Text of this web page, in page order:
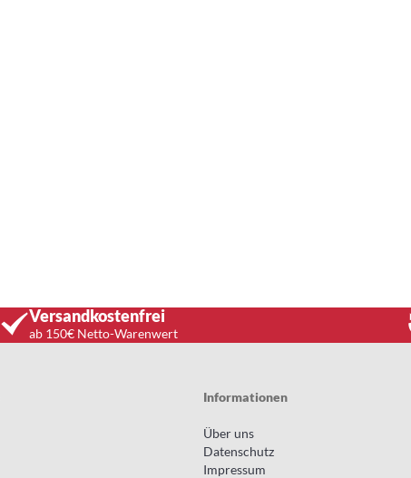
Versandkostenfrei
ab 150€ Netto-Warenwert
Informationen
Über uns
Datenschutz
Impressum